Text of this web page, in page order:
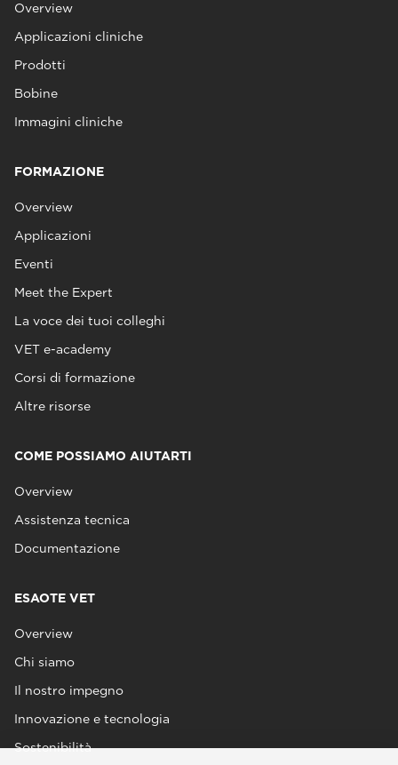
Overview
Applicazioni cliniche
Prodotti
Bobine
Immagini cliniche
FORMAZIONE
Overview
Applicazioni
Eventi
Meet the Expert
La voce dei tuoi colleghi
VET e-academy
Corsi di formazione
Altre risorse
COME POSSIAMO AIUTARTI
Overview
Assistenza tecnica
Documentazione
ESAOTE VET
Overview
Chi siamo
Il nostro impegno
Innovazione e tecnologia
Sostenibilità